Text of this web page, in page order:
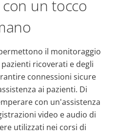
un tocco
il monitoraggio
ricoverati e degli
connessioni sicure
ai pazienti. Di
con un'assistenza
video e audio di
utilizzati nei corsi di